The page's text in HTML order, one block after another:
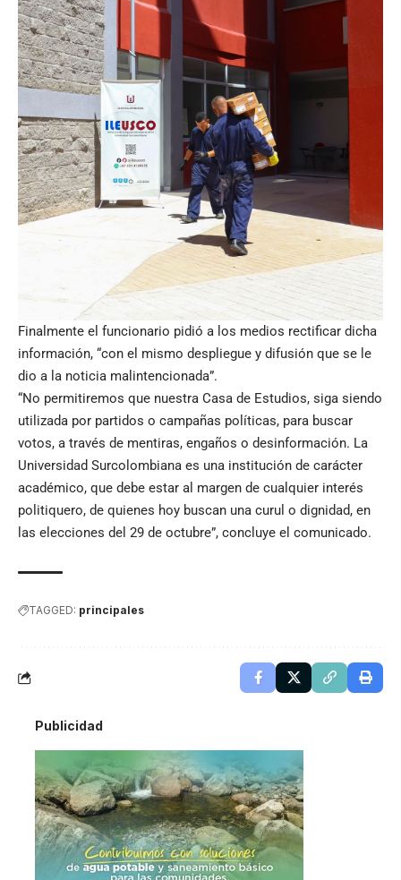
Finalmente el funcionario pidió a los medios rectificar dicha
información, “con el mismo despliegue y difusión que se le
dio a la noticia malintencionada”.
“No permitiremos que nuestra Casa de Estudios, siga siendo
utilizada por partidos o campañas políticas, para buscar
votos, a través de mentiras, engaños o desinformación. La
Universidad Surcolombiana es una institución de carácter
académico, que debe estar al margen de cualquier interés
politiquero, de quienes hoy buscan una curul o dignidad, en
las elecciones del 29 de octubre”, concluye el comunicado.
TAGGED: principales
Publicidad